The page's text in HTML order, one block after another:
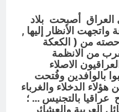
العراق أصبحت بلاد
الأنظار إليها ,
من ( الكعكة
من الانظمة
الاصلاء
بالوافدين وفُتحت
الدخلاء والغرباء
بالتجنيس … ؛
العربية والعشائر